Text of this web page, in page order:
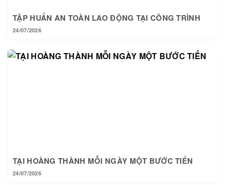
TẬP HUẤN AN TOÀN LAO ĐỘNG TẠI CÔNG TRÌNH
24/07/2026
TẠI HOÀNG THÀNH MỖI NGÀY MỘT BƯỚC TIẾN
24/07/2026